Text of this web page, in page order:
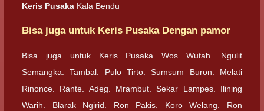
Keris Pusaka Kala Bendu
Bisa juga untuk Keris Pusaka Dengan pamor
Bisa juga untuk Keris Pusaka Wos Wutah. Ngulit
Semangka. Tambal. Pulo Tirto. Sumsum Buron. Melati
Rinonce. Rante. Adeg. Mrambut. Sekar Lampes. Ilining
Warih. Blarak Ngirid. Ron Pakis. Koro Welang. Ron